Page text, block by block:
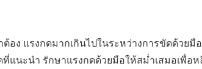
อง แรงกดมากเกินไปในระหว่างการขัดด้วยมือ
แนะนำ รักษาแรงกดด้วยมือให้สม่ำเสมอเพื่อห